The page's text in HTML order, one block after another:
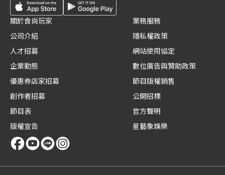
關於食尚玩家
公司介紹
人才招募
企業動態
優惠券店家招募
創作者招募
節目表
版權宣告
業務服務
隱私權政策
網站使用協定
數位廣告與贊助政策
節目版權銷售
公開招標
官方聲明
星藝象娛樂